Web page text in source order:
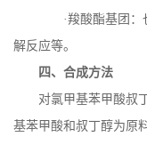
·羧酸酯基团
解反应等。
四、合成方法
对氯甲基苯甲酸叔
基苯甲酸和叔丁醇为原